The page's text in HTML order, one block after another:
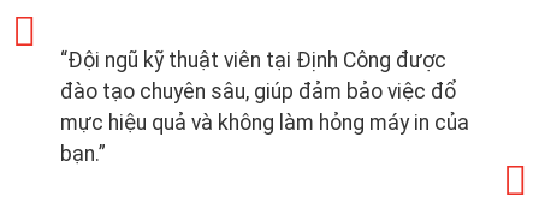
“Đội ngũ kỹ thuật viên tại Định Công được
đào tạo chuyên sâu, giúp đảm bảo việc đổ
mực hiệu quả và không làm hỏng máy in của
bạn.”